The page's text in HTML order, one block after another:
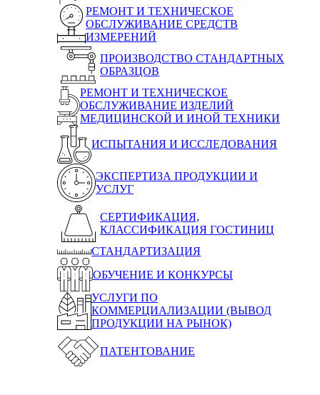
РЕМОНТ И ТЕХНИЧЕСКОЕ
ОБСЛУЖИВАНИЕ СРЕДСТВ
ИЗМЕРЕНИЙ
ПРОИЗВОДСТВО СТАНДАРТНЫХ
ОБРАЗЦОВ
РЕМОНТ И ТЕХНИЧЕСКОЕ
ОБСЛУЖИВАНИЕ ИЗДЕЛИЙ
МЕДИЦИНСКОЙ И ИНОЙ ТЕХНИКИ
ИСПЫТАНИЯ И ИССЛЕДОВАНИЯ
ЭКСПЕРТИЗА ПРОДУКЦИИ И
УСЛУГ
СЕРТИФИКАЦИЯ,
КЛАССИФИКАЦИЯ ГОСТИНИЦ
СТАНДАРТИЗАЦИЯ
ОБУЧЕНИЕ И КОНКУРСЫ
УСЛУГИ ПО
КОММЕРЦИАЛИЗАЦИИ (ВЫВОД
ПРОДУКЦИИ НА РЫНОК)
ПАТЕНТОВАНИЕ